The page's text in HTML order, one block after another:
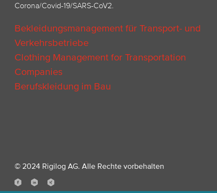
Corona/Covid-19/SARS-CoV2.
Bekleidungsmanagement für Transport- und
Verkehrsbetriebe
Clothing Management for Transportation
Companies
Berufskleidung im Bau
© 2024 Rigilog AG. Alle Rechte vorbehalten